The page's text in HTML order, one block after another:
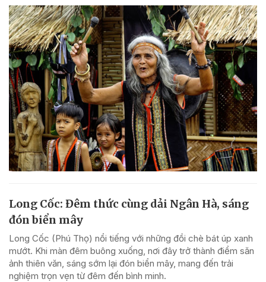
Long Cốc: Đêm thức cùng dải Ngân Hà, sáng
đón biển mây
Long Cốc (Phú Thọ) nổi tiếng với những đồi chè bát úp xanh
mướt. Khi màn đêm buông xuống, nơi đây trở thành điểm săn
ảnh thiên văn, sáng sớm lại đón biển mây, mang đến trải
nghiệm trọn vẹn từ đêm đến bình minh.